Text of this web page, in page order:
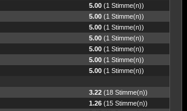
5.00 (1 Stimme(n))
5.00 (1 Stimme(n))
5.00 (1 Stimme(n))
5.00 (1 Stimme(n))
5.00 (1 Stimme(n))
5.00 (1 Stimme(n))
5.00 (1 Stimme(n))
3.22 (18 Stimme(n))
1.26 (15 Stimme(n))